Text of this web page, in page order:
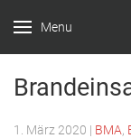
Menu
1. März 2020 | BMA